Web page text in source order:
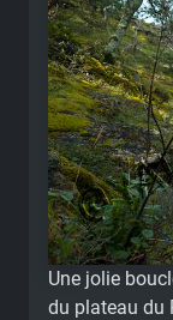
Une jolie
du plateau du